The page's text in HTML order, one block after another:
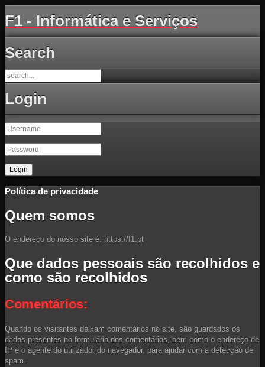
F1 - Informática e Serviços
Search
Login
Política de privacidade
Quem somos
O endereço do nosso site é: https://f1.pt
Que dados pessoais são recolhidos e
como são recolhidos
Comentários:
Quando os visitantes deixam comentários no site, são guardados os
dados presentes no formulário dos comentários, bem como o endereço de
IP e o agente do utilizador do navegador, para ajudar com a detecção de
spam.